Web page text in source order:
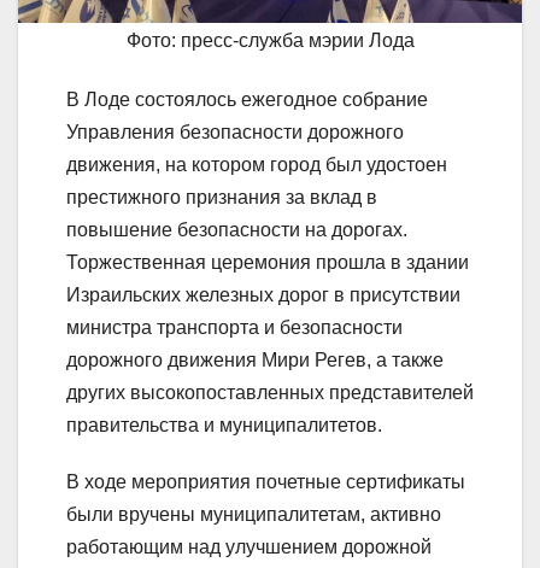
Фото: пресс-служба мэрии Лода
В Лоде состоялось ежегодное собрание
Управления безопасности дорожного
движения, на котором город был удостоен
престижного признания за вклад в
повышение безопасности на дорогах.
Торжественная церемония прошла в здании
Израильских железных дорог в присутствии
министра транспорта и безопасности
дорожного движения Мири Регев, а также
других высокопоставленных представителей
правительства и муниципалитетов.
В ходе мероприятия почетные сертификаты
были вручены муниципалитетам, активно
работающим над улучшением дорожной